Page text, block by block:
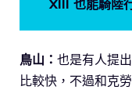
XIII 也能騎陸
鳥山： 也是有人提
比較快，不過和克